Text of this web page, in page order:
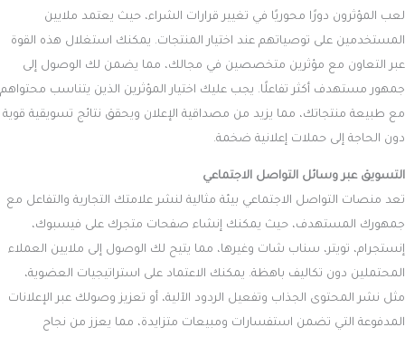
لعب المؤثرون دورًا محوريًا في تغيير قرارات الشراء، حيث يعتمد ملايين
المستخدمين على توصياتهم عند اختيار المنتجات. يمكنك استغلال هذه القوة
عبر التعاون مع مؤثرين متخصصين في مجالك، مما يضمن لك الوصول إلى
جمهور مستهدف أكثر تفاعلًا. يجب عليك اختيار المؤثرين الذين يتناسب محتواهم
مع طبيعة منتجاتك، مما يزيد من مصداقية الإعلان ويحقق نتائج تسويقية قوية
دون الحاجة إلى حملات إعلانية ضخمة.
التسويق عبر وسائل التواصل الاجتماعي
تعد منصات التواصل الاجتماعي بيئة مثالية لنشر علامتك التجارية والتفاعل مع
جمهورك المستهدف، حيث يمكنك إنشاء صفحات متجرك على فيسبوك،
إنستجرام، تويتر، سناب شات وغيرها، مما يتيح لك الوصول إلى ملايين العملاء
المحتملين دون تكاليف باهظة. يمكنك الاعتماد على استراتيجيات العضوية،
مثل نشر المحتوى الجذاب وتفعيل الردود الآلية، أو تعزيز وصولك عبر الإعلانات
المدفوعة التي تضمن استفسارات ومبيعات متزايدة، مما يعزز من نجاح